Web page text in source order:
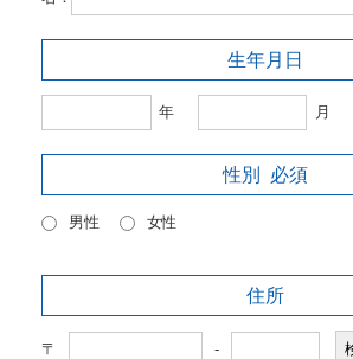
生年月日
年 月
性別 必須
男性 女性
住所
〒 -